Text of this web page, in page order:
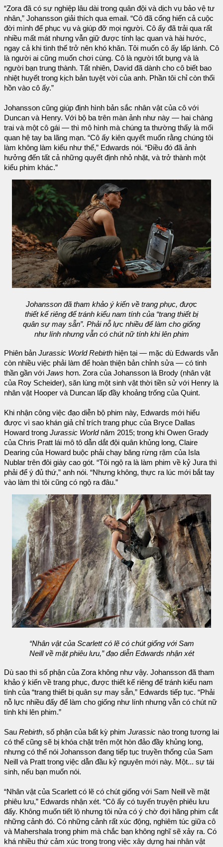
“Zora đã có sự nghiệp lâu dài trong quân đội và dịch vụ bảo vệ tư
nhân,” Johansson giải thích qua email. “Cô đã cống hiến cả cuộc
đời mình để phục vụ và giúp đỡ mọi người. Cô ấy đã trải qua rất
nhiều mất mát nhưng vẫn giữ được tính lạc quan và hài hước,
ngay cả khi tình thế trở nên khó khăn. Tôi muốn cô ấy lấp lánh. Cô
là người ai cũng muốn chơi cùng. Cô là người tốt bụng và là
người bạn trung thành. Tất nhiên, David đã dành cho cô biết bao
nhiệt huyết trong kịch bản tuyệt vời của anh. Phần tôi chỉ còn thổi
hồn vào cô ấy.”
Johansson cũng giúp định hình bản sắc nhân vật của cô với
Duncan và Henry. Với bộ ba trên màn ảnh như này — hai chàng
trai và một cô gái — thì mô hình mà chúng ta thường thấy là mối
quan hệ tay ba lãng mạn. “Cô ấy kiên quyết muốn rằng chúng tôi
làm không làm kiểu như thế,” Edwards nói. “Điều đó đã ảnh
hưởng đến tất cả những quyết định nhỏ nhặt, và trở thành một
kiểu phim khác.”
Johansson đã tham khảo ý kiến về trang phục, được
thiết kế riêng để tránh kiểu nam tính của “trang thiết bị
quân sự may sẵn”. Phải nỗ lực nhiều để làm cho giống
như lính nhưng vẫn có chút nữ tính khi lên phim
Phiên bản Jurassic World Rebirth hiện tại — mặc dù Edwards vẫn
còn nhiều việc phải làm để hoàn thiện bản chỉnh sửa — có tinh
thần gần với Jaws hơn. Zora của Johansson là Brody (nhân vật
của Roy Scheider), săn lùng một sinh vật thời tiền sử với Henry là
nhân vật Hooper và Duncan lấp đầy khoảng trống của Quint.
Khi nhận công việc đạo diễn bộ phim này, Edwards mới hiểu
được vì sao khán giả chỉ trích trang phục của Bryce Dallas
Howard trong Jurassic Worldnăm 2015; trong khi Owen Grady
của Chris Pratt lái mô tô dẫn dắt đội quân khủng long, Claire
Dearing của Howard buộc phải chạy băng rừng rậm của Isla
Nublar trên đôi giày cao gót. “Tôi ngộ ra là làm phim về kỷ Jura thì
phải để ý đủ thứ,” anh nói. “Nhưng không, thực ra lúc mới bắt tay
vào làm thì tôi cũng có ngộ ra đâu.”
“Nhân vật của Scarlett có lẽ có chút giống với Sam
Neill về mặt phiêu lưu,” đạo diễn Edwards nhận xét
Dù sao thì số phận của Zora không như vậy. Johansson đã tham
khảo ý kiến về trang phục, được thiết kế riêng để tránh kiểu nam
tính của “trang thiết bị quân sự may sẵn,” Edwards tiếp tục. “Phải
nỗ lực nhiều đấy để làm cho giống như lính nhưng vẫn có chút nữ
tính khi lên phim.”
Sau Rebirth, số phận của bất kỳ phim Jurassic nào trong tương lai
có thể cũng sẽ bị khóa chặt trên một hòn đảo đầy khủng long,
nhưng có thể nói Johansson đang tiếp tục truyền thống của Sam
Neill và Pratt trong việc dẫn đầu kỷ nguyên mới này. Một... sự tái
sinh, nếu bạn muốn nói.
“Nhân vật của Scarlett có lẽ có chút giống với Sam Neill về mặt
phiêu lưu,” Edwards nhận xét. “Cô ấy có tuyến truyện phiêu lưu
đấy. Không muốn tiết lộ nhưng tôi nửa có ý chờ đợi hãng phim cắt
những cảnh đó. Có những cảnh rất xúc động, nghiêm túc giữa cô
và Mahershala trong phim mà chắc bạn không nghĩ sẽ xảy ra. Có
khá nhiều thứ cảm xúc trong trong việc xây dựng hai nhân vật